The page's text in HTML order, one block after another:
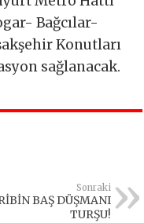
Bağcılar-
Konutları
sağlanacak.
Sonraki
BAŞ DÜŞMANI
TURŞU!